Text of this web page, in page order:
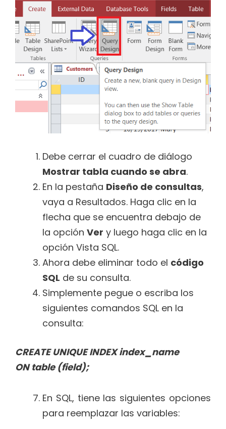
Debe cerrar el cuadro de diálogo
Mostrar tabla cuando se abra.
En la pestaña Diseño de consultas,
vaya a Resultados. Haga clic en la
flecha que se encuentra debajo de
la opción Ver y luego haga clic en la
opción Vista SQL.
Ahora debe eliminar todo el código
SQL de su consulta.
Simplemente pegue o escriba los
siguientes comandos SQL en la
consulta:
CREATE UNIQUE INDEX index_name
ON table (field);
En SQL, tiene las siguientes opciones
para reemplazar las variables: